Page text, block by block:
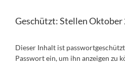
Geschützt: Stellen Oktober
Dieser Inhalt ist
Passwort ein, um ihn anzeigen zu